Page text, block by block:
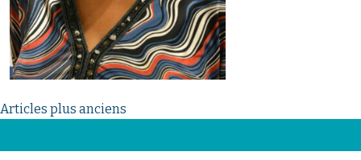
Navigation
des
Articles plus anciens